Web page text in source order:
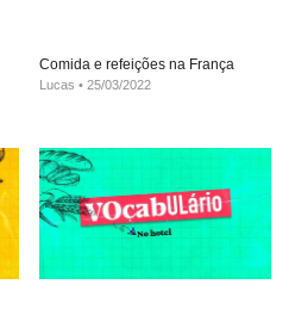
Comida e refeições na França
Lucas 25/03/2022